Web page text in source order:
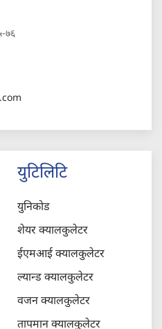
७६
युटिलिटि
युनिकोड
शेयर क्यालकुलेटर
ईएमआई क्यालकुलेटर
ल्यान्ड क्यालकुलेटर
वजन क्यालकुलेटर
तापमान क्यालकुलेटर